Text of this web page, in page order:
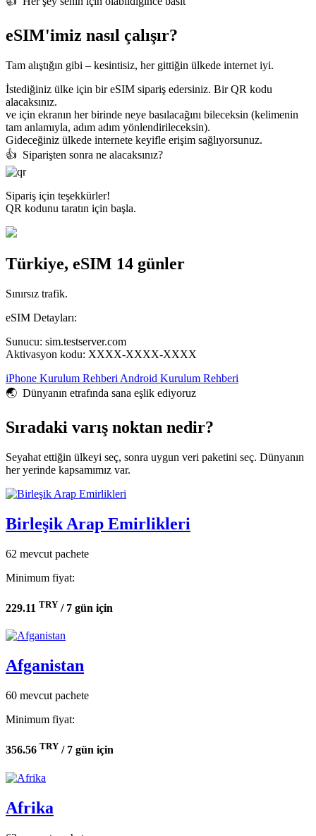
eSIM'imiz nasıl çalışır?
Tam alıştığın gibi – kesintisiz, her gittiğin ülkede internet iyi.
İstediğiniz ülke için bir eSIM sipariş edersiniz. Bir QR kodu
alacaksınız.
ve için ekranın her birinde neye basılacağını bileceksin (kelimenin
tam anlamıyla, adım adım yönlendirileceksin).
Gideceğiniz ülkede internete keyifle erişim sağlıyorsunuz.
👍️ Siparişten sonra ne alacaksınız?
Sipariş için teşekkürler!
QR kodunu taratın için başla.
Türkiye, eSIM 14 günler
Sınırsız trafik.
eSIM Detayları:
Sunucu: sim.testserver.com
Aktivasyon kodu: XXXX-XXXX-XXXX
iPhone Kurulum Rehberi Android Kurulum Rehberi
🌏️ Dünyanın etrafında sana eşlik ediyoruz
Sıradaki varış noktan nedir?
Seyahat ettiğin ülkeyi seç, sonra uygun veri paketini seç. Dünyanın
her yerinde kapsamımız var.
Birleşik Arap Emirlikleri
62 mevcut pachete
Minimum fiyat:
229.11 TRY / 7 gün için
Afganistan
60 mevcut pachete
Minimum fiyat:
356.56 TRY / 7 gün için
Afrika